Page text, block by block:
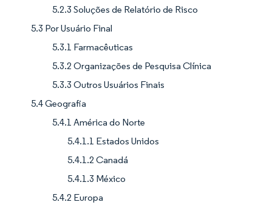
5.2.3 Soluções de Relatório de Risco
5.3 Por Usuário Final
5.3.1 Farmacêuticas
5.3.2 Organizações de Pesquisa Clínica
5.3.3 Outros Usuários Finais
5.4 Geografia
5.4.1 América do Norte
5.4.1.1 Estados Unidos
5.4.1.2 Canadá
5.4.1.3 México
5.4.2 Europa